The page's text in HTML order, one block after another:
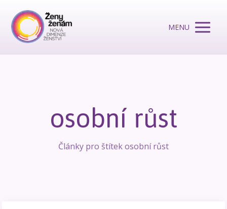
MENU
osobní růst
Články pro štítek osobní růst